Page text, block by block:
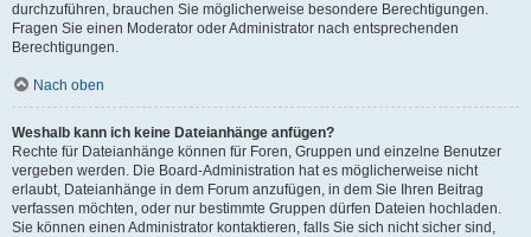
durchzuführen, brauchen Sie möglicherweise besondere Berechtigungen.
Fragen Sie einen Moderator oder Administrator nach entsprechenden
Berechtigungen.
Nach oben
Weshalb kann ich keine Dateianhänge anfügen?
Rechte für Dateianhänge können für Foren, Gruppen und einzelne Benutzer
vergeben werden. Die Board-Administration hat es möglicherweise nicht
erlaubt, Dateianhänge in dem Forum anzufügen, in dem Sie Ihren Beitrag
verfassen möchten, oder nur bestimmte Gruppen dürfen Dateien hochladen.
Sie können einen Administrator kontaktieren, falls Sie sich nicht sicher sind,